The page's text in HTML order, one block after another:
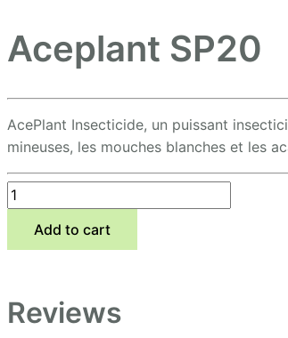
Aceplant SP20
AcePlant Insecticide, un puissant
mineuses, les mouches blanches et les
Add to cart
Reviews